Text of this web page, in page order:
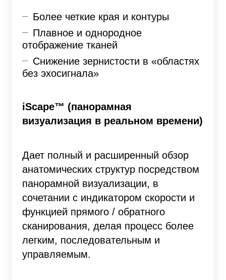
Более четкие края и контуры
Плавное и однородное
отображение тканей
Снижение зернистости в «областях
без эхосигнала»
iScape™ (панорамная
визуализация в реальном времени)
Дает полный и расширенный обзор
анатомических структур посредством
панорамной визуализации, в
сочетании с индикатором скорости и
функцией прямого / обратного
сканирования, делая процесс более
легким, последовательным и
управляемым.